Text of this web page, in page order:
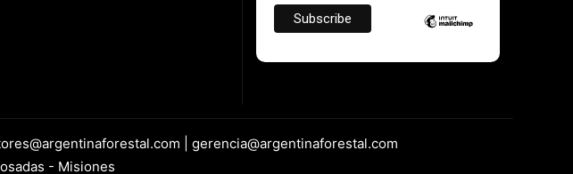
| gerencia@argentinaforestal.com
- Misiones